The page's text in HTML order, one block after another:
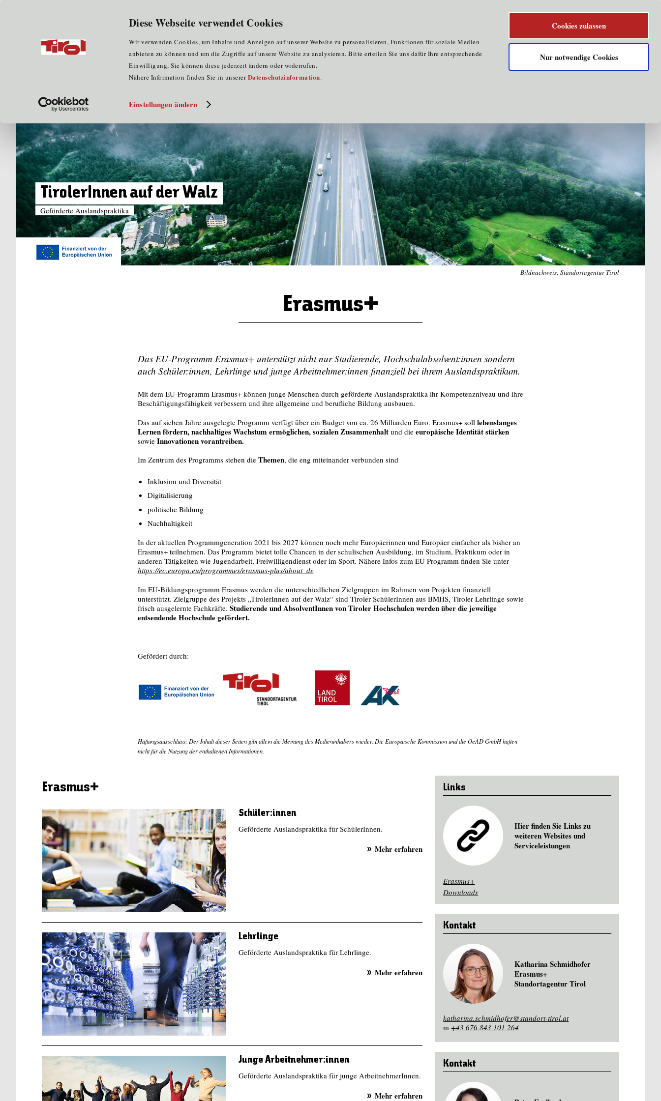
Diese Webseite verwendet Cookies
Wir verwenden Cookies, um Inhalte und Anzeigen auf unserer Website zu personalisieren, Funktionen für soziale Medien
anbieten zu können und um die Zugriffe auf unsere Website zu analysieren. Bitte erteilen Sie uns dafür Ihre entsprechende
Einwilligung, Sie können diese jederzeit ändern oder widerrufen.
Nähere Information finden Sie in unsererDatenschutzinformation.
Einstellungen ändern
Cookies zulassen
Nur notwendige Cookies
Home für EU-Praktika
Bildnachweis: Standortagentur Tirol
TirolerInnen auf der Walz
Geförderte Auslandspraktika
Erasmus+
Das EU-Programm Erasmus+ unterstützt nicht nur Studierende, Hochschulabsolvent:innen sondern
auch Schüler:innen, Lehrlinge und junge Arbeitnehmer:innen finanziell bei ihrem Auslandspraktikum.
Mit dem EU-Programm Erasmus+ können junge Menschen durch geförderte Auslandspraktika ihr Kompetenzniveau und ihre
Beschäftigungsfähigkeit verbessern und ihre allgemeine und berufliche Bildung ausbauen.
Das auf sieben Jahre ausgelegte Programm verfügt über ein Budget von ca. 26 Milliarden Euro. Erasmus+ soll lebenslanges
Lernen fördern, nachhaltiges Wachstum ermöglichen, sozialen Zusammenhalt und dieeuropäische Identität stärken
sowie Innovationen vorantreiben.
Im Zentrum des Programms stehen die Themen, die eng miteinander verbunden sind
Inklusion und Diversität
Digitalisierung
politische Bildung
Nachhaltigkeit
In der aktuellen Programmgeneration 2021 bis 2027 können noch mehr Europäerinnen und Europäer einfacher als bisher an
Erasmus+ teilnehmen. Das Programm bietet tolle Chancen in der schulischen Ausbildung, im Studium, Praktikum oder in
anderen Tätigkeiten wie Jugendarbeit, Freiwilligendienst oder im Sport. Nähere Infos zum EU Programm finden Sie unter
https://ec.europa.eu/programmes/erasmus-plus/about_de
Im EU-Bildungsprogramm Erasmus werden die unterschiedlichen Zielgruppen im Rahmen von Projekten finanziell
unterstützt. Zielgruppe des Projekts „TirolerInnen auf der Walz“ sind Tiroler SchülerInnen aus BMHS, Tiroler Lehrlinge sowie
frisch ausgelernte Fachkräfte. Studierende und AbsolventInnen von Tiroler Hochschulen werden über die jeweilige
entsendende Hochschule gefördert.
Gefördert durch:
Haftungsausschluss: Der Inhalt dieser Seiten gibt allein die Meinung des Medieninhabers wieder. Die Europäische Kommission und die OeAD GmbH haften
nicht für die Nutzung der enthaltenen Informationen.
Erasmus+
Schüler:innen
Geförderte Auslandspraktika für SchülerInnen.
Mehr erfahren
Lehrlinge
Geförderte Auslandspraktika für Lehrlinge.
Mehr erfahren
Junge Arbeitnehmer:innen
Geförderte Auslandspraktika für junge ArbeitnehmerInnen.
Mehr erfahren
Links
Hier finden Sie Links zu
weiteren Websites und
Serviceleistungen
Erasmus+
Downloads
Kontakt
Katharina Schmidhofer
Erasmus+
Standortagentur Tirol
katharina.schmidhofer@standort-tirol.at
m+43 676 843 101 264
Kontakt